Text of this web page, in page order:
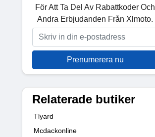
För Att Ta Del Av Rabattkoder Och
Andra Erbjudanden Från Xlmoto.
Prenumerera nu
Relaterade butiker
Tlyard
Mcdackonline